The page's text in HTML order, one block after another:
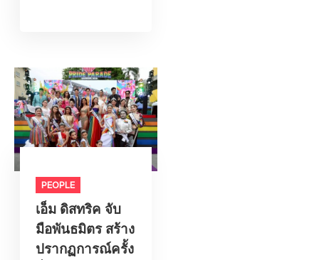
PEOPLE
เอ็ม ดิสทริค จับ
มือพันธมิตร สร้าง
ปรากฏการณ์ครั้ง